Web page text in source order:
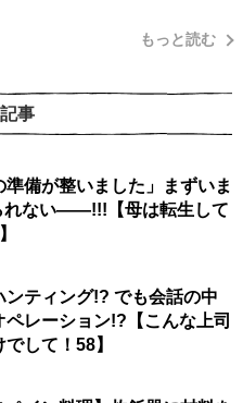
もっと読む
事
準備が整いました」まずいま
れない――!!!【母は転生して
ンティング!? でも会話の中
レーション!?【こんな上司
でして！58】